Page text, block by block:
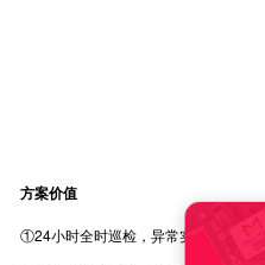
方案价值
①24小时全时巡检，异常实时告警